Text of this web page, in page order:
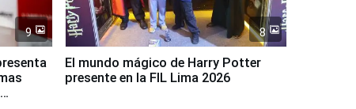
9 8
El mundo mágico de Harry Potter
presente en la FIL Lima 2026